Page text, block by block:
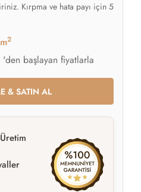
Kırpma ve hata payı için 5
2
'den başlayan fiyatlarla
& SATIN AL